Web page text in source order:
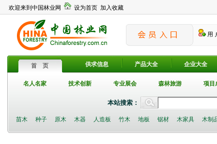
欢迎来到中国林业网 设为首页 加入收藏
用
首 页 供求信息 产品大全 企业大全
名人名家 技术创新 专业展会 森林旅游 项目
本站搜索：
苗木 种子 原木 木器 人造板 竹木 地板 锯材 木家具 木制